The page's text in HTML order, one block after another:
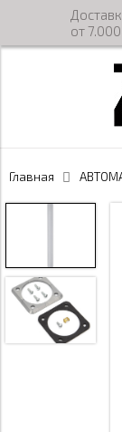
от
Главная